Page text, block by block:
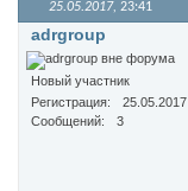
25.05.2017, 23:41
adrgroup
Новый участник
Регистрация
25.05.2017
Сообщений
3